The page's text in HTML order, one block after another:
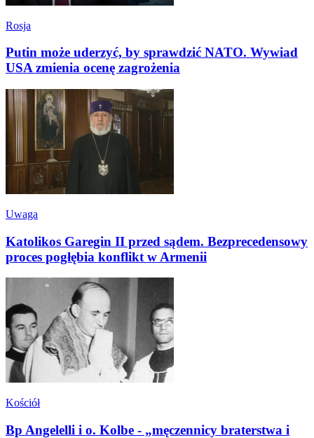
Rosja
Putin może uderzyć, by sprawdzić NATO. Wywiad
USA zmienia ocenę zagrożenia
Uwaga
Katolikos Garegin II przed sądem. Bezprecedensowy
proces pogłębia konflikt w Armenii
Kościół
Bp Angelelli i o. Kolbe - „męczennicy braterstwa i